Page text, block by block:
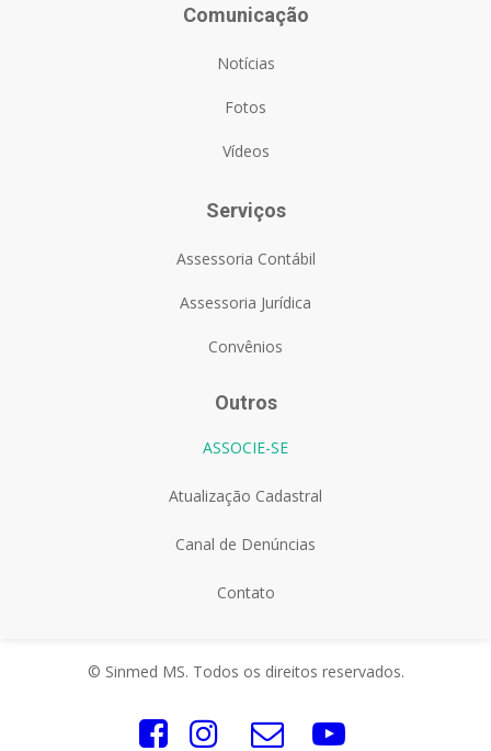
Comunicação
Notícias
Fotos
Vídeos
Serviços
Assessoria Contábil
Assessoria Jurídica
Convênios
Outros
ASSOCIE-SE
Atualização Cadastral
Canal de Denúncias
Contato
© Sinmed MS. Todos os direitos reservados.